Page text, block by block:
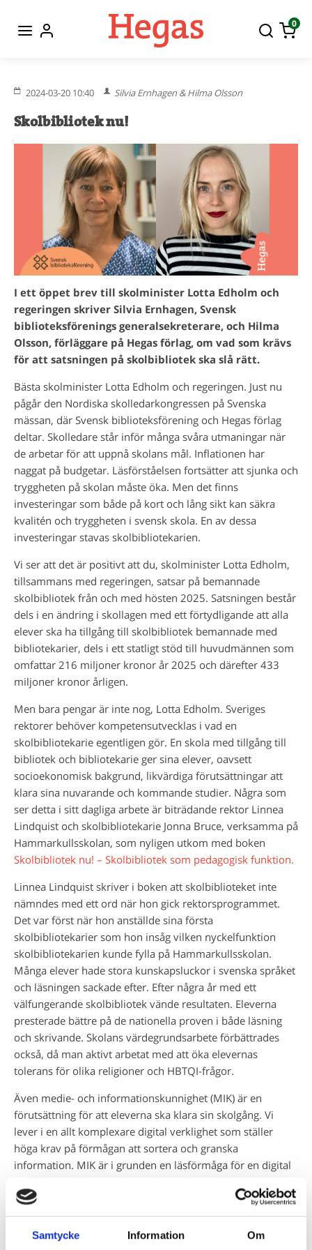
Samtycke Information Om
0
2024-03-20 10:40 Silvia Ernhagen & Hilma Olsson
Skolbibliotek nu!
I ett öppet brev till skolminister Lotta Edholm och
regeringen skriver Silvia Ernhagen, Svensk
biblioteksförenings generalsekreterare, och Hilma
Olsson, förläggare på Hegas förlag, om vad som krävs
för att satsningen på skolbibliotek ska slå rätt.
Bästa skolminister Lotta Edholm och regeringen. Just nu
pågår den Nordiska skolledarkongressen på Svenska
mässan, där Svensk biblioteksförening och Hegas förlag
deltar. Skolledare står inför många svåra utmaningar när
de arbetar för att uppnå skolans mål. Inflationen har
naggat på budgetar. Läsförståelsen fortsätter att sjunka och
tryggheten på skolan måste öka. Men det finns
investeringar som både på kort och lång sikt kan säkra
kvalitén och tryggheten i svensk skola. En av dessa
investeringar stavas skolbibliotekarien.
Vi ser att det är positivt att du, skolminister Lotta Edholm,
tillsammans med regeringen, satsar på bemannade
skolbibliotek från och med hösten 2025. Satsningen består
dels i en ändring i skollagen med ett förtydligande att alla
elever ska ha tillgång till skolbibliotek bemannade med
bibliotekarier, dels i ett statligt stöd till huvudmännen som
omfattar 216 miljoner kronor år 2025 och därefter 433
miljoner kronor årligen.
Men bara pengar är inte nog, Lotta Edholm. Sveriges
rektorer behöver kompetensutvecklas i vad en
skolbibliotekarie egentligen gör. En skola med tillgång till
bibliotek och bibliotekarie ger sina elever, oavsett
socioekonomisk bakgrund, likvärdiga förutsättningar att
klara sina nuvarande och kommande studier. Några som
ser detta i sitt dagliga arbete är biträdande rektor Linnea
Lindquist och skolbibliotekarie Jonna Bruce, verksamma på
Hammarkullsskolan, som nyligen utkom med boken
Skolbibliotek nu! – Skolbibliotek som pedagogisk funktion.
Linnea Lindquist skriver i boken att skolbiblioteket inte
nämndes med ett ord när hon gick rektorsprogrammet.
Det var först när hon anställde sina första
skolbibliotekarier som hon insåg vilken nyckelfunktion
skolbibliotekarien kunde fylla på Hammarkullsskolan.
Många elever hade stora kunskapsluckor i svenska språket
och läsningen sackade efter. Efter några år med ett
välfungerande skolbibliotek vände resultaten. Eleverna
presterade bättre på de nationella proven i både läsning
och skrivande. Skolans värdegrundsarbete förbättrades
också, då man aktivt arbetat med att öka elevernas
tolerans för olika religioner och HBTQI-frågor.
Även medie- och informationskunnighet (MIK) är en
förutsättning för att eleverna ska klara sin skolgång. Vi
lever i en allt komplexare digital verklighet som ställer
höga krav på förmågan att sortera och granska
information. MIK är i grunden en läsförmåga för en digital
tydliga. Eleverna ska under sin skolgång uppnå en hög grad
av källkritiskt tänkande, kunna söka och hitta information.
Dessa områden är skolbibliotekariens kärnexpertis och det